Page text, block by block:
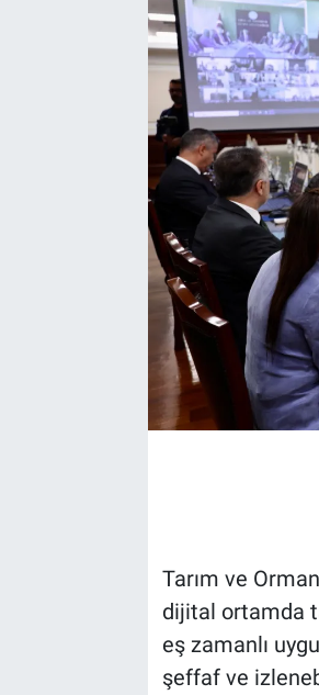
Tarım ve
dijital ortamda
eş zamanlı
şeffaf ve